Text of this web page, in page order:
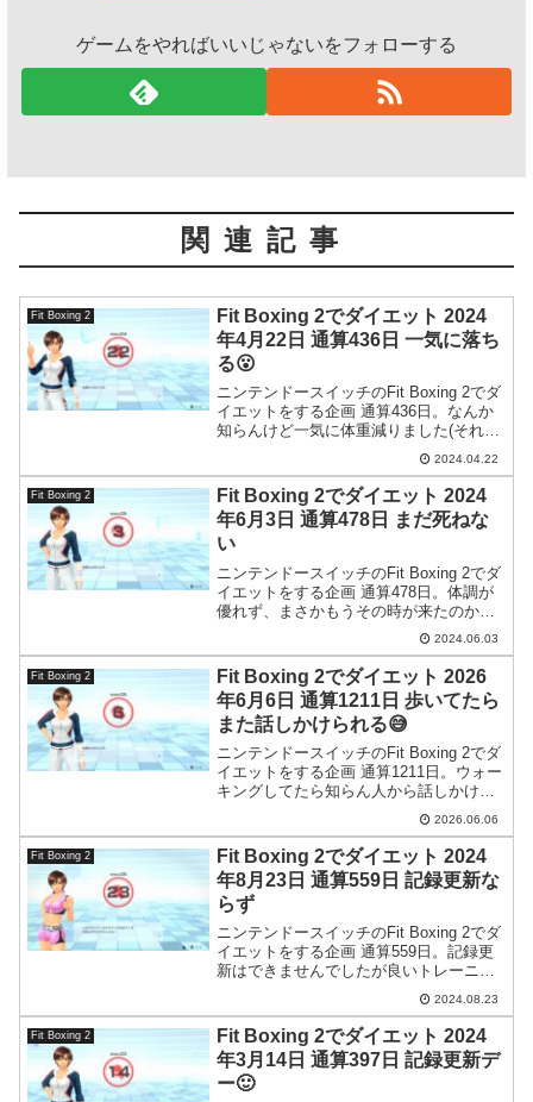
ゲームをやればいいじゃないをフォローする
関連記事
Fit Boxing 2
Fit Boxing 2でダイエット 2024
年4月22日 通算436日 一気に落ち
る😮
ニンテンドースイッチのFit Boxing 2でダ
イエットをする企画 通算436日。なんか
知らんけど一気に体重減りました(それで
も元には戻ってないけど)。これやっぱり
2024.04.22
Fit Boxing 2
Fit Boxing 2でダイエット 2024
年6月3日 通算478日 まだ死ねな
い
ニンテンドースイッチのFit Boxing 2でダ
イエットをする企画 通算478日。体調が
優れず、まさかもうその時が来たのか…
と思いましたが結果は違いました。一安
2024.06.03
Fit Boxing 2
Fit Boxing 2でダイエット 2026
年6月6日 通算1211日 歩いてたら
また話しかけられる😅
ニンテンドースイッチのFit Boxing 2でダ
イエットをする企画 通算1211日。ウォー
キングしてたら知らん人から話しかけら
れる例のイベントが久々に発生。私はな
ぜこうも人から話しかけられるのか…。
2026.06.06
Fit Boxing 2
Fit Boxing 2でダイエット 2024
年8月23日 通算559日 記録更新な
らず
ニンテンドースイッチのFit Boxing 2でダ
イエットをする企画 通算559日。記録更
新はできませんでしたが良いトレーニン
2024.08.23
Fit Boxing 2
Fit Boxing 2でダイエット 2024
年3月14日 通算397日 記録更新デ
ー🙂